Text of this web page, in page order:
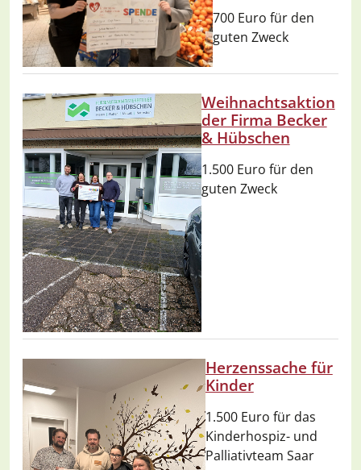
700 Euro für den
guten Zweck
Weihnachtsaktion
der Firma Becker
& Hübschen
1.500 Euro für den
guten Zweck
Herzenssache für
Kinder
1.500 Euro für das
Kinderhospiz- und
Palliativteam Saar